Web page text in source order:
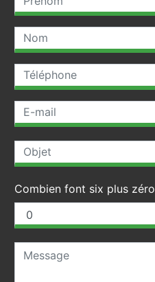
Combien font six plus zéro